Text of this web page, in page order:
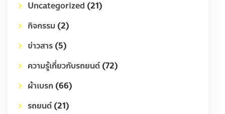
Uncategorized (21)
กิจกรรม (2)
ข่าวสาร (5)
ความรู้เกี่ยวกับรถยนต์(72)
ผ้าเบรก (66)
รถยนต์(21)